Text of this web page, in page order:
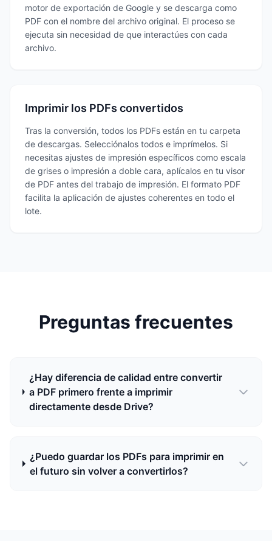
motor de exportación de Google y se descarga como
PDF con el nombre del archivo original. El proceso se
ejecuta sin necesidad de que interactúes con cada
archivo.
Imprimir los PDFs convertidos
Tras la conversión, todos los PDFs están en tu carpeta
de descargas. Selecciónalos todos e imprímelos. Si
necesitas ajustes de impresión específicos como escala
de grises o impresión a doble cara, aplícalos en tu visor
de PDF antes del trabajo de impresión. El formato PDF
facilita la aplicación de ajustes coherentes en todo el
lote.
Preguntas frecuentes
¿Hay diferencia de calidad entre convertir
a PDF primero frente a imprimir
directamente desde Drive?
¿Puedo guardar los PDFs para imprimir en
el futuro sin volver a convertirlos?